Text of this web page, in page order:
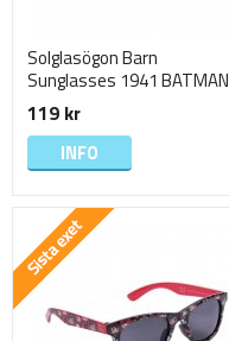
Solglasögon Barn
Sunglasses 1941 BATMAN
13cm Svarta
119 kr
INFO